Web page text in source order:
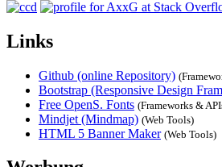
Links
Github (online Repository)
Bootstrap (Responsive Design
Free OpenS. Fonts (Frameworks &
Mindjet (Mindmap) (Web Tools)
HTML 5 Banner Maker (Web Tools)